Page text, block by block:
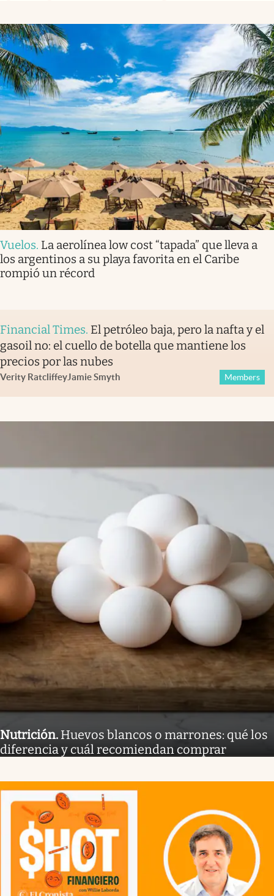
Vuelos. La aerolínea low cost “tapada” que lleva a
los argentinos a su playa favorita en el Caribe
rompió un récord
Financial Times. El petróleo baja, pero la nafta y el
gasoil no: el cuello de botella que mantiene los
precios por las nubes
Verity RatcliffeyJamie Smyth Members
Nutrición. Huevos blancos o marrones: qué los
diferencia y cuál recomiendan comprar